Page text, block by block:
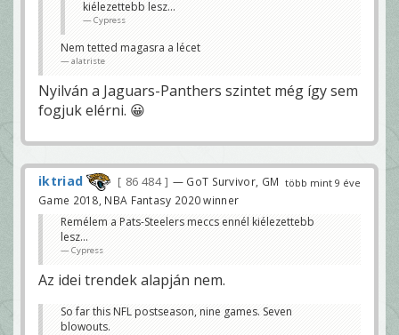
kiélezettebb lesz...
Cypress
Nem tetted magasra a lécet
alatriste
Nyilván a Jaguars-Panthers szintet még így sem
fogjuk elérni. 😀
több mint 9 éve
iktriad 86 484
— GoT Survivor, GM
Game 2018, NBA Fantasy 2020 winner
Remélem a Pats-Steelers meccs ennél kiélezettebb
lesz...
Cypress
Az idei trendek alapján nem.
So far this NFL postseason, nine games. Seven
blowouts.